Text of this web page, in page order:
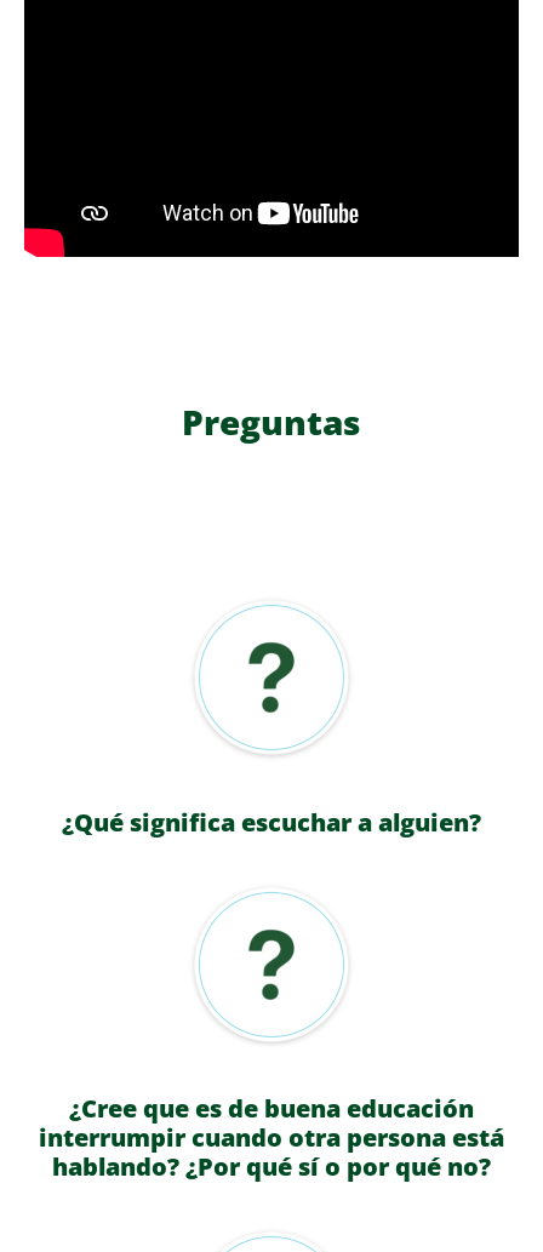
Preguntas
¿Qué significa escuchar a alguien?
¿Cree que es de buena educación
interrumpir cuando otra persona está
hablando? ¿Por qué sí o por qué no?